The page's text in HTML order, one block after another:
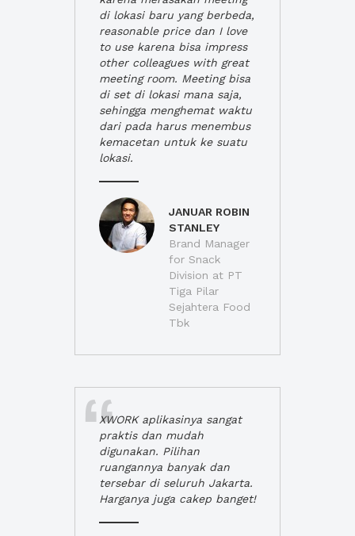
di lokasi baru yang berbeda,
reasonable price dan I love
to use karena bisa impress
other colleagues with great
meeting room. Meeting bisa
di set di lokasi mana saja,
sehingga menghemat waktu
dari pada harus menembus
kemacetan untuk ke suatu
lokasi.
JANUAR ROBIN
STANLEY
Brand Manager
for Snack
Division at PT
Tiga Pilar
Sejahtera Food
Tbk
XWORK aplikasinya sangat
praktis dan mudah
digunakan. Pilihan
ruangannya banyak dan
tersebar di seluruh Jakarta.
Harganya juga cakep banget!